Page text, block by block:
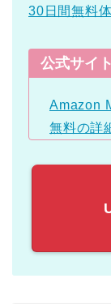
30日間無料
公式サイト
Amazon
無料の詳